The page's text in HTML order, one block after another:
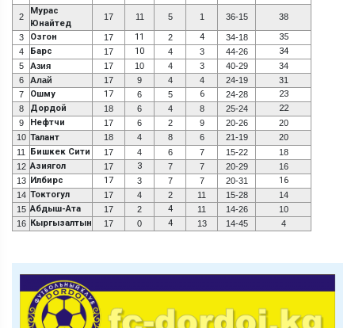
2
Мурас
Юнайтед
17 11 5 1 36-15 38
3 Озгон 17 11 2 4 34-18 35
4 Барс 17 10 4 3 44-26 34
5 Азия 17 10 4 3 40-29
34
6
Алай 17 9 4 4 24-19
31
7
Ошму 17 6 5 6 24-28 23
8 Дордой 18 6 4 8 25-24 22
9 Нефтчи 17 6 2 9 20-26
20
10 Талант 18 4 8 6 21-19
20
11
Бишкек Сити 17 4 6 7 15-22
18
12 Азиягол 17 3 7 7 20-29
16
13 Илбирс 17 3 7 7 20-31 16
14 Токтогул 17 4 2 11 15-28
14
15 Абдыш-Ата 17 2 4 11 14-26
10
16 Кыргызалтын 17 0 4 13 14-45 4